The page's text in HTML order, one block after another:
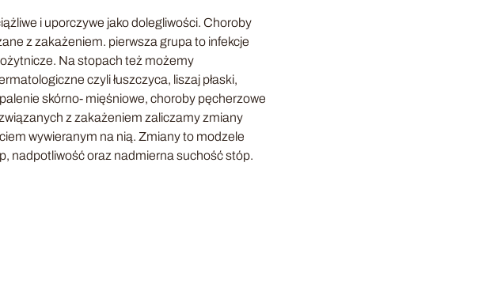
i uporczywe jako dolegliwości. Choroby
z zakażeniem. pierwsza grupa to infekcje
Na stopach też możemy
czyli łuszczyca, liszaj płaski,
skórno- mięśniowe, choroby pęcherzowe
z zakażeniem zaliczamy zmiany
wywieranym na nią. Zmiany to modzele
nadpotliwość oraz nadmierna suchość stóp.